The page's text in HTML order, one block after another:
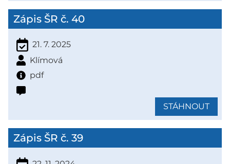
Zápis ŠR č. 40
21. 7. 2025
Klímová
pdf
STÁHNOUT
Zápis ŠR č. 39